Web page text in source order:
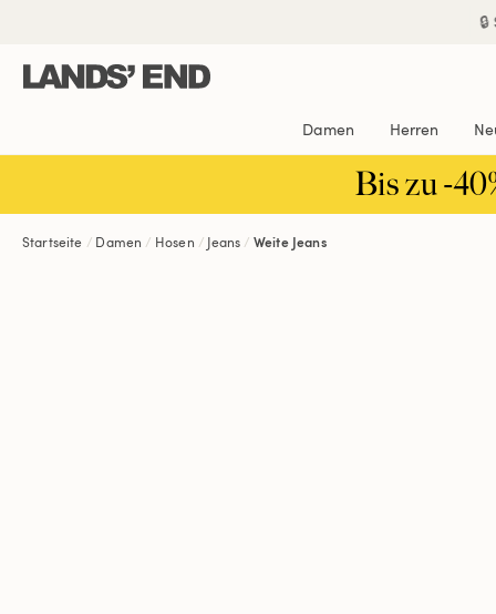
Inhalt
Navigation
Suche
Damen Herren
Bis zu -
Startseite Damen Hosen Jeans Weite Jeans